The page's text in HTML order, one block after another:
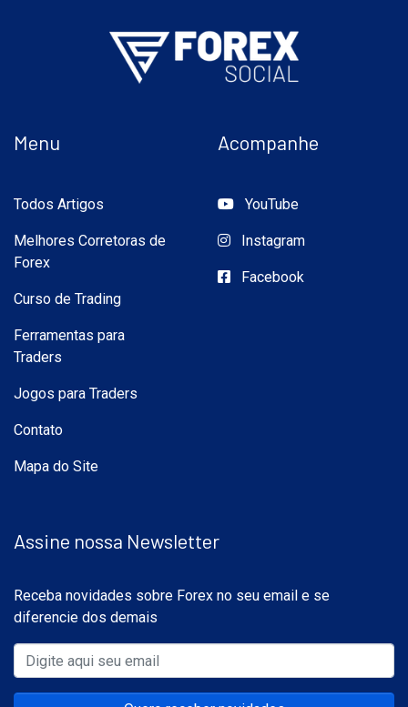
Menu
Todos Artigos
Melhores Corretoras de
Forex
Curso de Trading
Ferramentas para
Traders
Jogos para Traders
Contato
Mapa do Site
Acompanhe
YouTube
Instagram
Facebook
Assine nossa Newsletter
Receba novidades sobre Forex no seu email e se
diferencie dos demais